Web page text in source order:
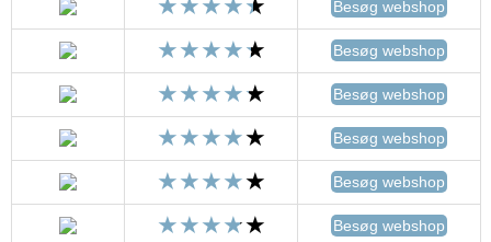
Besøg webshop
Besøg webshop
Besøg webshop
Besøg webshop
Besøg webshop
Besøg webshop